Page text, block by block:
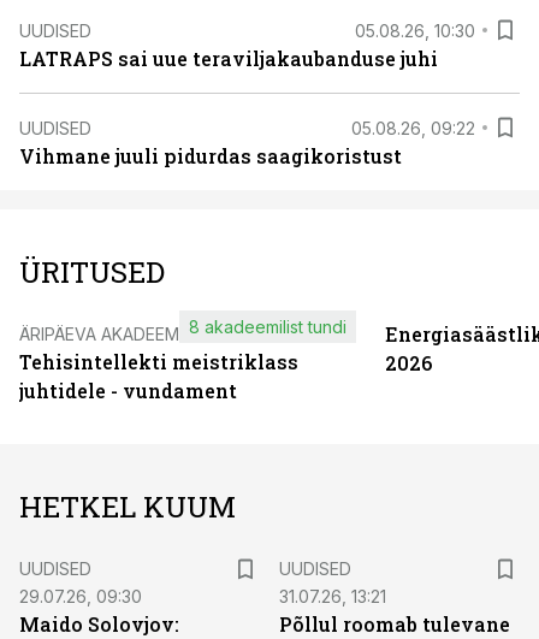
UUDISED 05.08.26, 10:30
LATRAPS sai uue teraviljakaubanduse juhi
UUDISED 05.08.26, 09:22
Vihmane juuli pidurdas saagikoristust
ÜRITUSED
ÄRIPÄEVA AKADEEMIA
Tehisintellekti meistriklass
juhtidele - vundament
8 akadeemilist tundi
2026
HETKEL KUUM
UUDISED
29.07.26, 09:30
Maido Solovjov:
UUDISED
31.07.26, 13:21
Põllul roomab tulevane